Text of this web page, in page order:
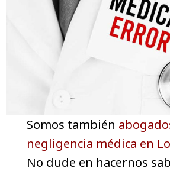
Somos también
negligencia médica en
No dude en hacernos